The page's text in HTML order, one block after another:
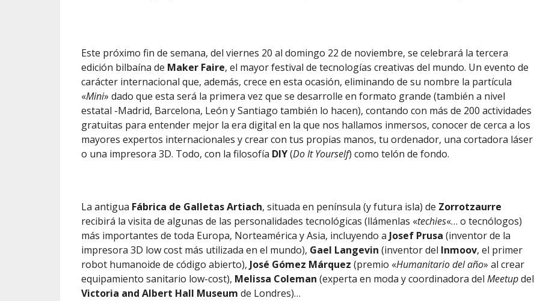
Este próximo fin de semana, del viernes 20 al domingo 22 de noviembre, se celebrará la tercera
edición bilbaína de Maker Faire, el mayor festival de tecnologías creativas del mundo. Un evento de
carácter internacional que, además, crece en esta ocasión, eliminando de su nombre la partícula
«Mini» dado que esta será la primera vez que se desarrolle en formato grande (también a nivel
estatal -Madrid, Barcelona, León y Santiago también lo hacen), contando con más de 200 actividades
gratuitas para entender mejor la era digital en la que nos hallamos inmersos, conocer de cerca a los
mayores expertos internacionales y crear con tus propias manos, tu ordenador, una cortadora láser
o una impresora 3D. Todo, con la filosofía DIY(Do It Yourself) como telón de fondo.
La antigua Fábrica de Galletas Artiach, situada en península (y futura isla) de Zorrotzaurre
recibirá la visita de algunas de las personalidades tecnológicas (llámenlas «techies«… o tecnólogos)
más importantes de toda Europa, Norteamérica y Asia, incluyendo a Josef Prusa (inventor de la
impresora 3D low cost más utilizada en el mundo), Gael Langevin (inventor del Inmoov, el primer
robot humanoide de código abierto), José Gómez Márquez (premio «Humanitario del año» al crear
equipamiento sanitario low-cost), Melissa Coleman (experta en moda y coordinadora del Meetupdel
Victoria and Albert Hall Museum de Londres)…